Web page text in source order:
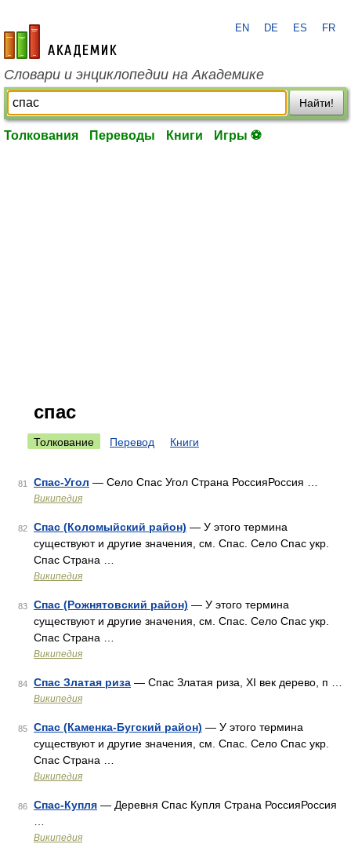
academic.ru
EN DE ES FR
Словари и энциклопедии на Академике
Найти!
Толкования Переводы Книги Игры ⚽
спас
Толкование Перевод Книги
81 Спас-Угол — Село Спас Угол Страна РоссияРоссия …
Википедия
82 Спас (Коломыйский район) — У этого термина
существуют и другие значения, см. Спас. Село Спас укр.
Спас Страна …
Википедия
83 Спас (Рожнятовский район) — У этого термина
существуют и другие значения, см. Спас. Село Спас укр.
Спас Страна …
Википедия
84 Спас Златая риза — Спас Златая риза, XI век дерево, п …
Википедия
85 Спас (Каменка-Бугский район) — У этого термина
существуют и другие значения, см. Спас. Село Спас укр.
Спас Страна …
Википедия
86 Спас-Купля — Деревня Спас Купля Страна РоссияРоссия
Википедия